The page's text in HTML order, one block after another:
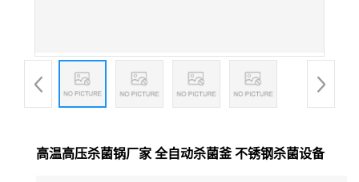
高温高压杀菌锅厂家 全自动杀菌釜 不锈钢杀菌设备